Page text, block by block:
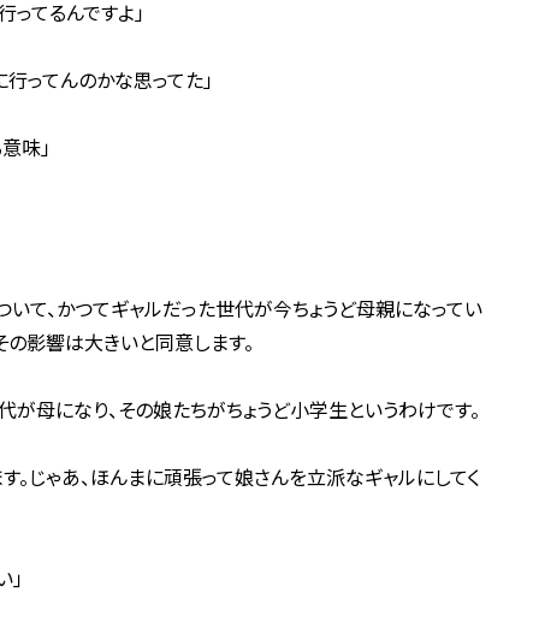
ってるんですよ」
行ってんのかな思ってた」
味」
て、かつてギャルだった世代が今ちょうど母親になってい
影響は大きいと同意します。
母になり、その娘たちがちょうど小学生というわけです。
。じゃあ、ほんまに頑張って娘さんを立派なギャルにしてく
」